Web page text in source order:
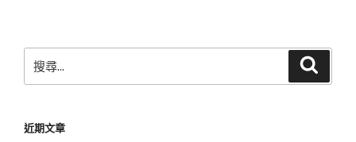
尋
字:
近期文章